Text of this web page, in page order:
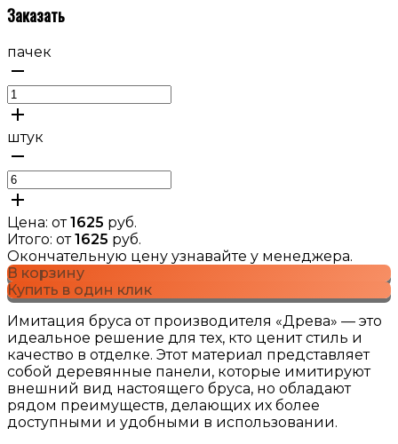
Заказать
пачек
штук
Цена: от1625 руб.
Итого: от1625 руб.
Окончательную цену узнавайте у менеджера.
В корзину
Купить в один клик
Имитация бруса от производителя «Древа» — это
идеальное решение для тех, кто ценит стиль и
качество в отделке. Этот материал представляет
собой деревянные панели, которые имитируют
внешний вид настоящего бруса, но обладают
рядом преимуществ, делающих их более
доступными и удобными в использовании.